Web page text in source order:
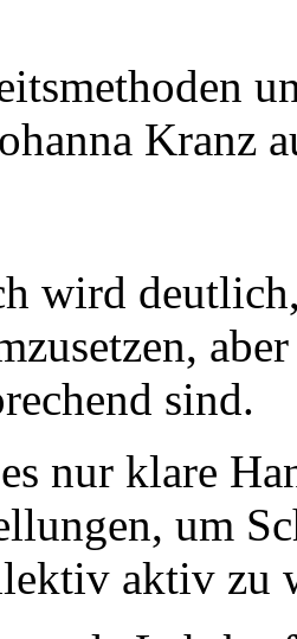
Kranz
wird
sind.
nur klare
um
aktiv zu